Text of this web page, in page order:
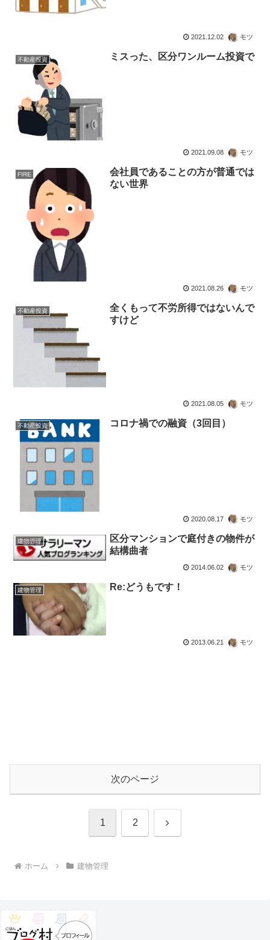
2021.12.02 モツ
不動産投資 ミスった、区分ワンルーム投資で
2021.09.08 モツ
FIRE
会社員であることの方が普通では
ない世界
2021.08.26 モツ
不動産投資
全くもって不労所得ではないんで
すけど
2021.08.05 モツ
不動産投資 コロナ禍での融資（3回目）
2020.08.17 モツ
建物管理
区分マンションで庭付きの物件が
結構曲者
2014.06.02 モツ
建物管理 Re:どうもです！
2013.06.21 モツ
次のページ
1 2 次
ホーム 建物管理